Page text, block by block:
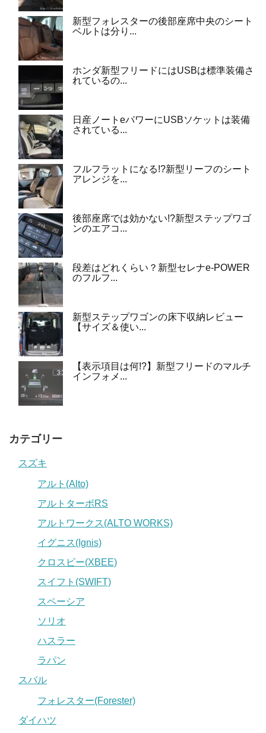
新型フォレスターの後部座席中央のシート
ベルトは分り...
ホンダ新型フリードにはUSBは標準装備さ
れているの...
日産ノートeパワーにUSBソケットは装備
されている...
フルフラットになる!?新型リーフのシート
アレンジを...
後部座席では効かない!?新型ステップワゴ
ンのエアコ...
段差はどれくらい？新型セレナe-POWER
のフルフ...
新型ステップワゴンの床下収納レビュー
【サイズ＆使い...
【表示項目は何!?】新型フリードのマルチ
インフォメ...
カテゴリー
スズキ
アルト(Alto)
アルトターボRS
アルトワークス(ALTO WORKS)
イグニス(Ignis)
クロスビー(XBEE)
スイフト(SWIFT)
スペーシア
ソリオ
ハスラー
ラパン
スバル
フォレスター(Forester)
ダイハツ